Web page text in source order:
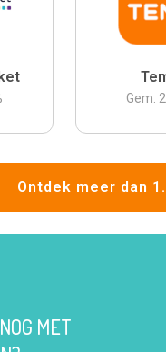
Gem.
Ontdek meer dan
MET